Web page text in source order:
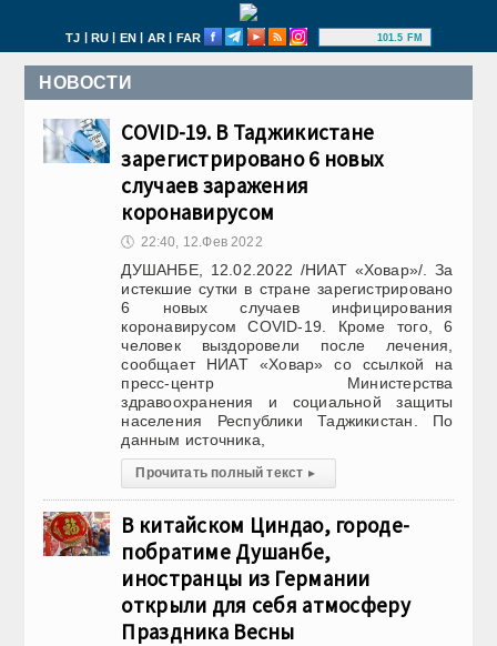
TJ | RU | EN | AR | FAR 101.5 FM
НОВОСТИ
COVID-19. В Таджикистане
зарегистрировано 6 новых
случаев заражения
коронавирусом
🕔 22:40, 12.Фев 2022
ДУШАНБЕ, 12.02.2022 /НИАТ «Ховар»/. За
истекшие сутки в стране зарегистрировано
6 новых случаев инфицирования
коронавирусом COVID-19. Кроме того, 6
человек выздоровели после лечения,
сообщает НИАТ «Ховар» со ссылкой на
пресс-центр Министерства
здравоохранения и социальной защиты
населения Республики Таджикистан. По
данным источника,
Прочитать полный текст ▸
В китайском Циндао, городе-
побратиме Душанбе,
иностранцы из Германии
открыли для себя атмосферу
Праздника Весны